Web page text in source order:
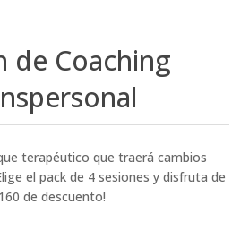
de Coaching
terapéutico que traerá cambios
el pack de 4 sesiones y disfruta de
de descuento!